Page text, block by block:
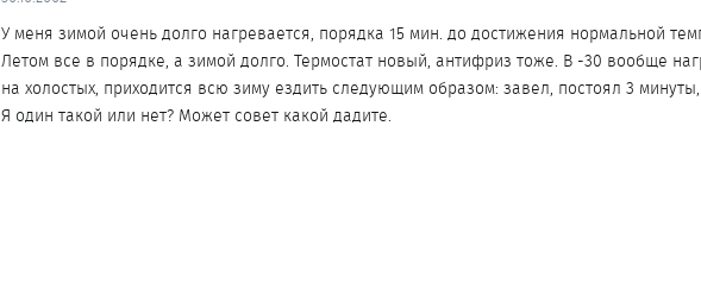
У меня зимой очень долго нагревается, порядка 15 мин. до достижения нормальной
Летом все в порядке, а зимой долго. Термостат новый, антифриз тоже. В -30 вообще
на холостых, приходится всю зиму ездить следующим образом: завел, постоял 3
Я один такой или нет? Может совет какой дадите.